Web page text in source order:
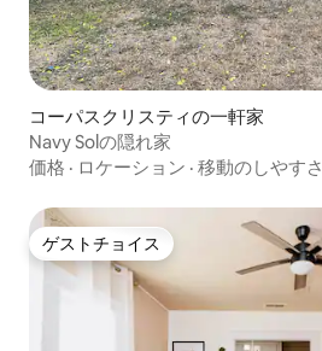
コーパスクリスティの一軒家
Navy Solの隠れ家
価格 · ロケーション · 移動のしやすさ
ゲストチョイス
ゲストチョイス